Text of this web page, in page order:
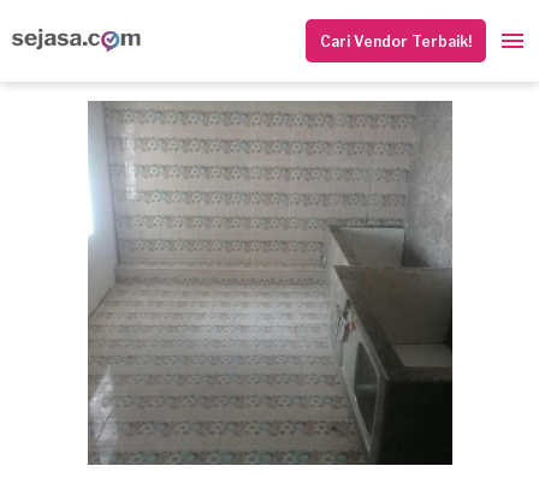
Cari Vendor Terbaik!